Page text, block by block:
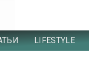
LIFESTYLE